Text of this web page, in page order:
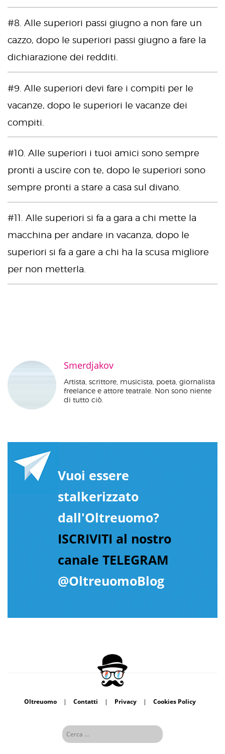
#8. Alle superiori passi giugno a non fare un
cazzo, dopo le superiori passi giugno a fare la
dichiarazione dei redditi.
#9. Alle superiori devi fare i compiti per le
vacanze, dopo le superiori le vacanze dei
compiti.
#10. Alle superiori i tuoi amici sono sempre
pronti a uscire con te, dopo le superiori sono
sempre pronti a stare a casa sul divano.
#11. Alle superiori si fa a gara a chi mette la
macchina per andare in vacanza, dopo le
superiori si fa a gare a chi ha la scusa migliore
per non metterla.
Smerdjakov
Artista, scrittore, musicista, poeta, giornalista
freelance e attore teatrale. Non sono niente
di tutto ciò.
Vuoi essere
stalkerizzato
dall'Oltreuomo?
ISCRIVITI al nostro
canale TELEGRAM
@OltreuomoBlog
Oltreuomo | Contatti | Privacy | Cookies Policy